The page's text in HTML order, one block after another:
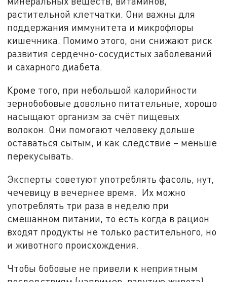
растительной клетчатки. Они важны для
поддержания иммунитета и микрофлоры
кишечника. Помимо этого, они снижают риск
развития сердечно-сосудистых заболеваний
и сахарного диабета.
Кроме того, при небольшой калорийности
зернобобовые довольно питательные, хорошо
насыщают организм за счёт пищевых
волокон. Они помогают человеку дольше
оставаться сытым, и как следствие – меньше
перекусывать.
Эксперты советуют употреблять фасоль, нут,
чечевицу в вечернее время. Их можно
употреблять три раза в неделю при
смешанном питании, то есть когда в рацион
входят продукты не только растительного, но
и животного происхождения.
Чтобы бобовые не привели к неприятным